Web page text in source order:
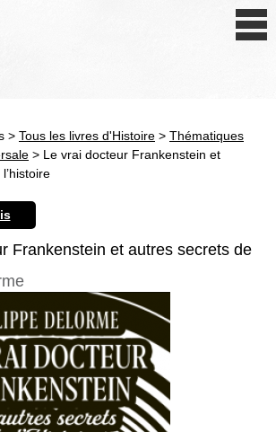
Antiquité
Autres civilisations
Thématiques
> Tous les livres d'Histoire > Thématiques
> Le vrai docteur Frankenstein et
Frankenstein et autres secrets de